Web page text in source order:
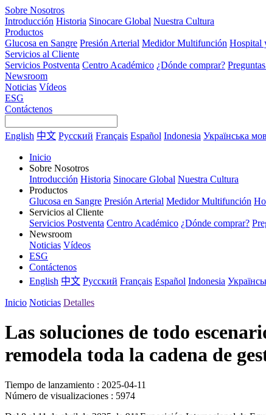
Sobre Nosotros
Introducción Historia Sinocare Global Nuestra Cultura
Productos
Glucosa en Sangre Presión Arterial Medidor Multifunción Hospital
Servicios al Cliente
Servicios Postventa Centro Académico ¿Dónde comprar?
Newsroom
Noticias Vídeos
ESG
Contáctenos
English 中文 Русский Français Español Indonesia Українська
Inicio
Sobre Nosotros
Introducción Historia Sinocare Global Nuestra Cultura
Productos
Glucosa en Sangre Presión Arterial Medidor Multifunción
Servicios al Cliente
Servicios Postventa Centro Académico ¿Dónde comprar?
Newsroom
Noticias Vídeos
ESG
Contáctenos
English 中文 Русский Français Español Indonesia
Inicio Noticias Detalles
Las soluciones de todo
remodela toda la cadena de
Tiempo de lanzamiento : 2025-04-11
Número de visualizaciones : 5974